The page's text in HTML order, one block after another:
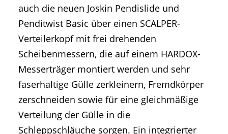
auch die neuen Joskin Pendislide und
Penditwist Basic über einen SCALPER-
Verteilerkopf mit frei drehenden
Scheibenmessern, die auf einem HARDOX-
Messerträger montiert werden und sehr
faserhaltige Gülle zerkleinern, Fremdkörper
zerschneiden sowie für eine gleichmäßige
Verteilung der Gülle in die
Schleppschläuche sorgen. Ein integrierter